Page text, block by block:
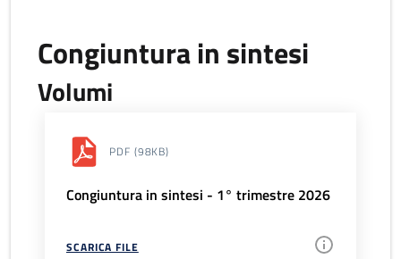
Congiuntura in sintesi
Volumi
PDF (98KB)
Congiuntura in sintesi - 1° trimestre 2026
SCARICA FILE